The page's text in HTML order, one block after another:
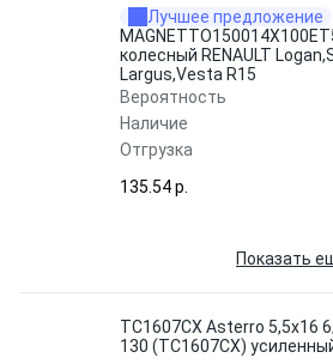
Лучшее предложение
колесный RENAULT
Largus,Vesta R15
Вероятность
Наличие
Отгрузка
135.54 p.
Показать
TC1607CX Asterro 5,5x16
130 (TC1607CX)